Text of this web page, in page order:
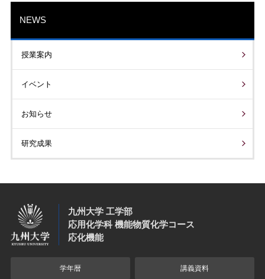
NEWS
授業案内
イベント
お知らせ
研究成果
九州大学 工学部
応用化学科 機能物質化学コース
応化機能
学年暦 講義資料